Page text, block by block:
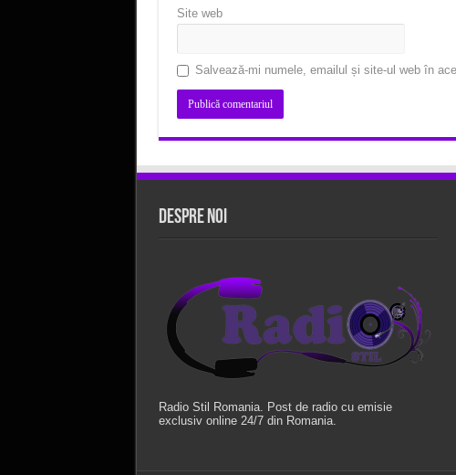
Site web
Salvează-mi numele, emailul și site-ul web în
Despre Noi
Radio Stil Romania. Post de radio cu emisie
exclusiv online 24/7 din Romania.